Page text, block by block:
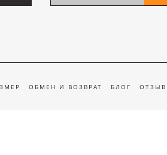
ОБМЕН И ВОЗВРАТ БЛОГ